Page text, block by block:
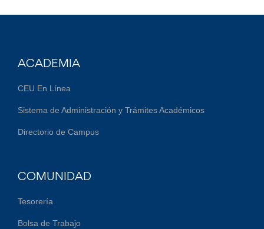
ACADEMIA
CEU En Línea
Sistema de Administración y Trámites Académicos
Directorio de Campus
COMUNIDAD
Tesorería
Bolsa de Trabajo